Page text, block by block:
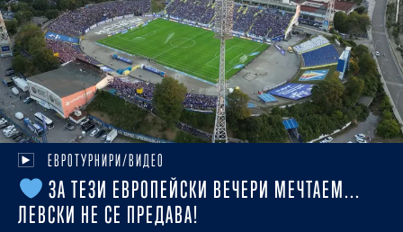
ЕВРОТУРНИРИ/ВИДЕО
ЗА ТЕЗИ ЕВРОПЕЙСКИ ВЕЧЕРИ МЕЧТАЕМ...
ЛЕВСКИ НЕ СЕ ПРЕДАВА!